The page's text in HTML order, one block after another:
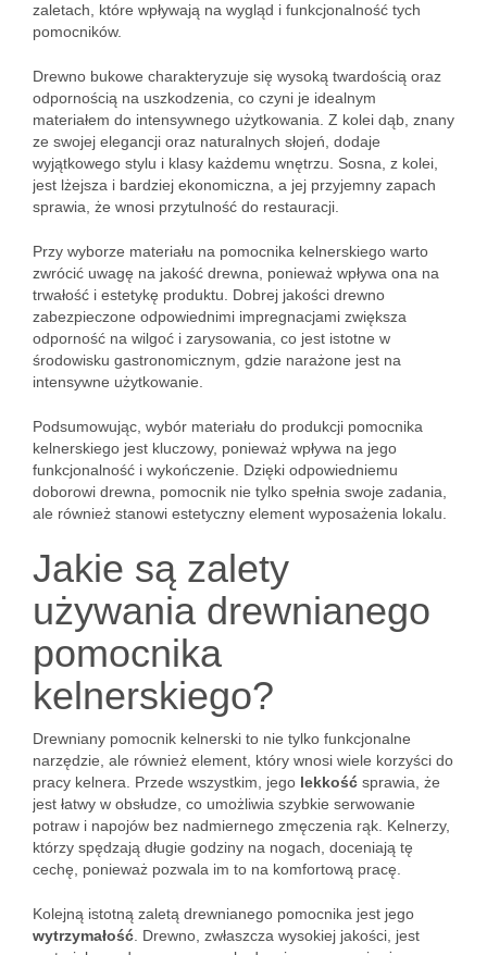
zaletach, które wpływają na wygląd i funkcjonalność tych
pomocników.
Drewno bukowe charakteryzuje się wysoką twardością oraz
odpornością na uszkodzenia, co czyni je idealnym
materiałem do intensywnego użytkowania. Z kolei dąb, znany
ze swojej elegancji oraz naturalnych słojeń, dodaje
wyjątkowego stylu i klasy każdemu wnętrzu. Sosna, z kolei,
jest lżejsza i bardziej ekonomiczna, a jej przyjemny zapach
sprawia, że wnosi przytulność do restauracji.
Przy wyborze materiału na pomocnika kelnerskiego warto
zwrócić uwagę na jakość drewna, ponieważ wpływa ona na
trwałość i estetykę produktu. Dobrej jakości drewno
zabezpieczone odpowiednimi impregnacjami zwiększa
odporność na wilgoć i zarysowania, co jest istotne w
środowisku gastronomicznym, gdzie narażone jest na
intensywne użytkowanie.
Podsumowując, wybór materiału do produkcji pomocnika
kelnerskiego jest kluczowy, ponieważ wpływa na jego
funkcjonalność i wykończenie. Dzięki odpowiedniemu
doborowi drewna, pomocnik nie tylko spełnia swoje zadania,
ale również stanowi estetyczny element wyposażenia lokalu.
Jakie są zalety
używania drewnianego
pomocnika
kelnerskiego?
Drewniany pomocnik kelnerski to nie tylko funkcjonalne
narzędzie, ale również element, który wnosi wiele korzyści do
pracy kelnera. Przede wszystkim, jego lekkość sprawia, że
jest łatwy w obsłudze, co umożliwia szybkie serwowanie
potraw i napojów bez nadmiernego zmęczenia rąk. Kelnerzy,
którzy spędzają długie godziny na nogach, doceniają tę
cechę, ponieważ pozwala im to na komfortową pracę.
Kolejną istotną zaletą drewnianego pomocnika jest jego
wytrzymałość . Drewno, zwłaszcza wysokiej jakości, jest